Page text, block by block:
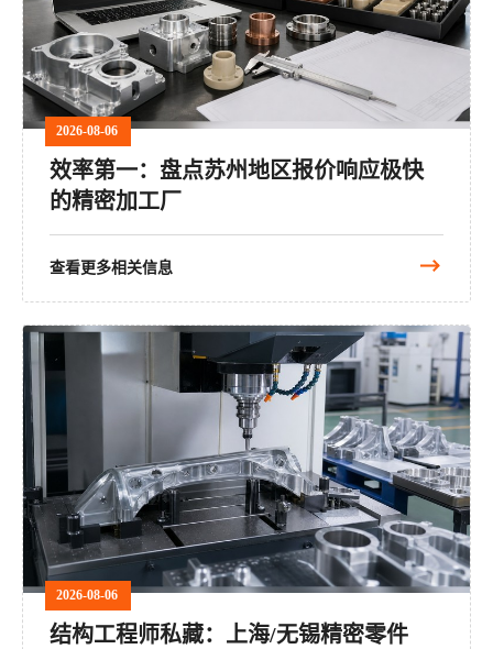
2026-08-06
效率第一：盘点苏州地区报价响应极快
的精密加工厂
查看更多相关信息
2026-08-06
结构工程师私藏：上海/无锡精密零件